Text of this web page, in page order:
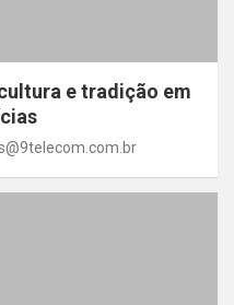
e tradição em